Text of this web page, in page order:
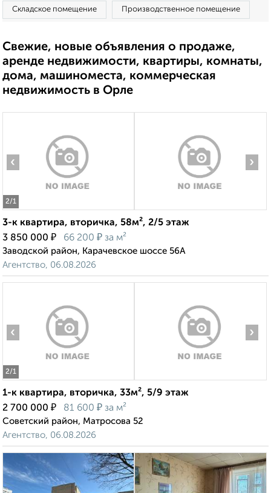
Складское помещение Производственное помещение
Свежие, новые объявления о продаже,
аренде недвижимости, квартиры, комнаты,
дома, машиноместа, коммерческая
недвижимость в Орле
2/1
‹ ›
3-к квартира, вторичка, 58м², 2/5 этаж
3 850 000 ₽ 66 200 ₽ за м²
Заводской район, Карачевское шоссе 56А
Агентство, 06.08.2026
2/1
‹ ›
1-к квартира, вторичка, 33м², 5/9 этаж
2 700 000 ₽ 81 600 ₽ за м²
Советский район, Матросова 52
Агентство, 06.08.2026